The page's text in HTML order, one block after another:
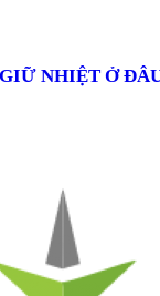
NHIỆT Ở